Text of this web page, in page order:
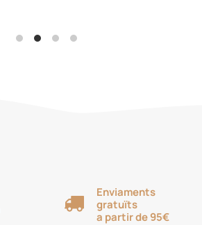
15,00€
Enviaments
gratuïts
a partir de 95€